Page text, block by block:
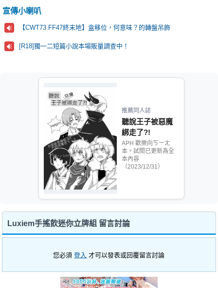
宣傳小喇叭
【CWT73 FF47終末地】盒移位，何意味？的轉盤吊飾
[R18]獨一二短篇小說本場販量調查中！
推薦同人誌
聽說王子被惡魔
綁走了?!
APH 歡樂向ㄎㄧㄤ
本。試閱已更新為全
本內容
（2023/12/31）
Luxiem手搖飲迷你立牌組 留言討論
您必須登入 才可以發表或回覆留言討論